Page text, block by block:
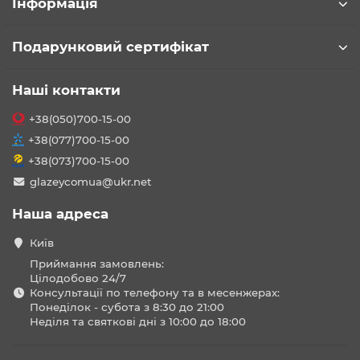
Інформація
Подарунковий сертифікат
Наші контакти
+38(050)700-15-00
+38(077)700-15-00
+38(073)700-15-00
glazeycomua@ukr.net
Наша адреса
Київ
Приймання замовлень:
Цілодобово 24/7
Консультації по телефону та в месенжерах:
Понеділок - субота з 8:30 до 21:00
Неділя та святкові дні з 10:00 до 18:00